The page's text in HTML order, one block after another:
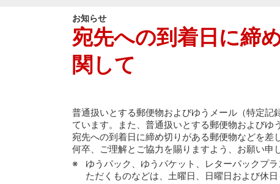
お知らせ
宛先への到着日に締
関して
普通扱いとする郵便物およびゆうメール（特定
ています。また、普通扱いとする郵便物およびゆ
宛先への到着日に締め切りがある郵便物などを差
何卒、ご理解とご協力を賜りますよう、お願い申
ゆうパック、ゆうパケット、レターパックプ
ただくものなどは、土曜日、日曜日および休